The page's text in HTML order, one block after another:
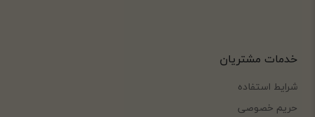
خدمات مشتریان
شرایط استفاده
حریم خصوصی